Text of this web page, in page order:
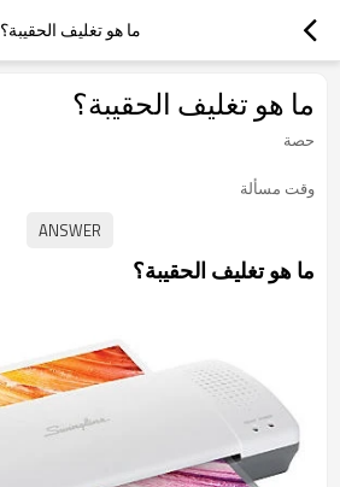
ما هو تغليف الحقيبة؟
ما هو تغليف الحقيبة؟
حصة
وقت مسألة
ما هو تغليف الحقيبة؟